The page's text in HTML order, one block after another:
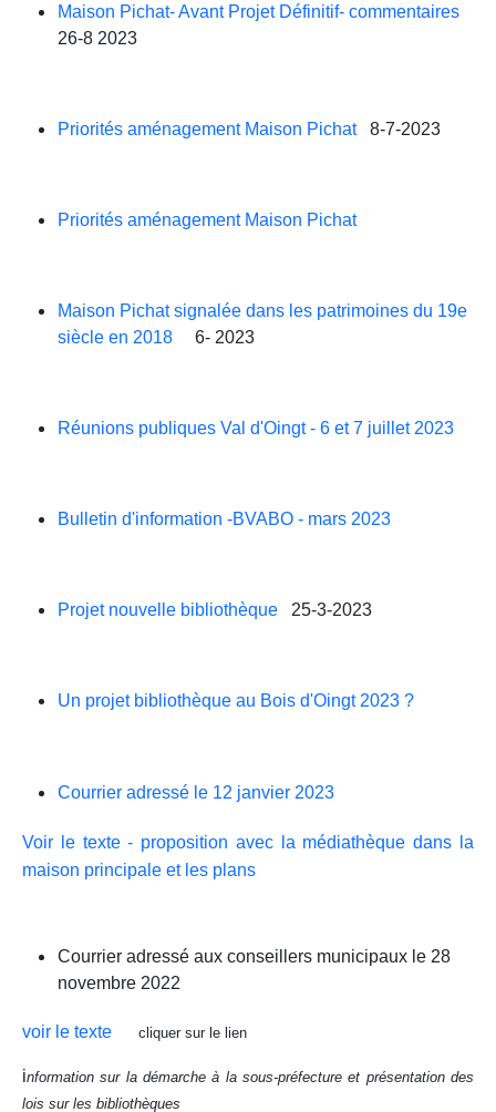
Maison Pichat- Avant Projet Définitif- commentaires
26-8 2023
Priorités aménagement Maison Pichat8-7-2023
Priorités aménagement Maison Pichat
Maison Pichat signalée dans les patrimoines du 19e
siècle en 2018 6- 2023
Réunions publiques Val d'Oingt - 6 et 7 juillet 2023
Bulletin d'information -BVABO - mars 2023
Projet nouvelle bibliothèque 25-3-2023
Un projet bibliothèque au Bois d'Oingt 2023 ?
Courrier adressé le 12 janvier 2023
Voir le texte - proposition avec la médiathèque dans la
maison principale et les plans
Courrier adressé aux conseillers municipaux le 28
novembre 2022
voir le texte cliquer sur le lien
information sur la démarche à la sous-préfecture et présentation des
lois sur les bibliothèques